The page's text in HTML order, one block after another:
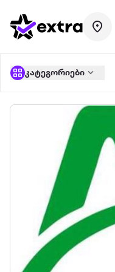
კატეგორიები